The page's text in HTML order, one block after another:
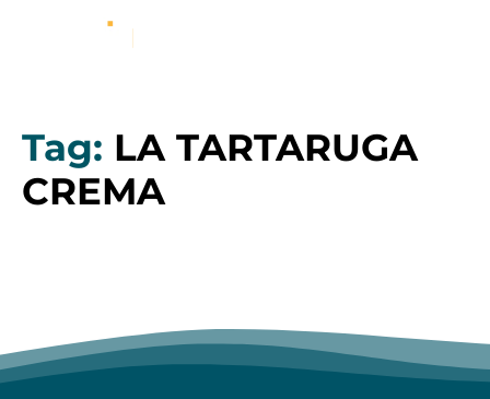
Tag: LA TARTARUGA
CREMA